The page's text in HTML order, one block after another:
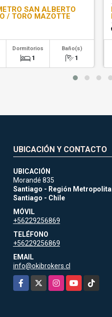
SAN ALBERTO
/ TORO MAZOTTE
Dormitorios
1
Baño(s)
1
UBICACIÓN Y CONTACTO
UBICACIÓN
Morandé 835
Santiago - Región
Santiago - Chile
MÓVIL
+56229256869
TELÉFONO
+56229256869
EMAIL
info@okibrokers.cl
Facebook
InstagramYouTubeTikTok